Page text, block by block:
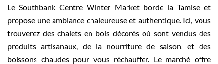
Le Southbank Centre Winter Market borde la Tamise et
propose une ambiance chaleureuse et authentique. Ici, vous
trouverez des chalets en bois décorés où sont vendus des
produits artisanaux, de la nourriture de saison, et des
boissons chaudes pour vous réchauffer. Le marché offre